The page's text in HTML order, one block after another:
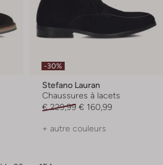
-30%
Stefano Lauran
Chaussures à lacets
€ 229,99 € 160,99
+ autre couleurs